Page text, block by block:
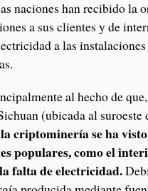
naciones han recibido la
a sus clientes y de
a las
al hecho de
(ubicada al suroeste
criptominería se ha
populares, como el
falta de electricidad.